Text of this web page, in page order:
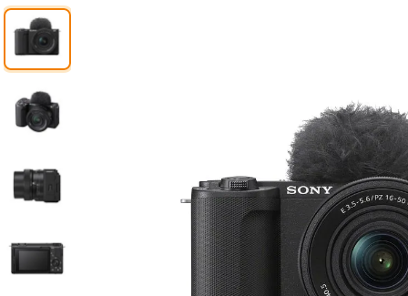
7. card memorie
8. dji mic mini
9. dji osmo